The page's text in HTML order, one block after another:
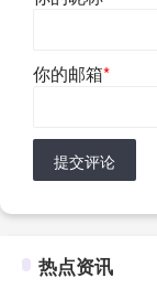
你的邮箱*
提交评论
热点资讯